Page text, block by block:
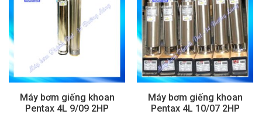
Máy bơm giếng khoan
Pentax 4L 9/09 2HP
Máy bơm giếng khoan
Pentax 4L 10/07 2HP